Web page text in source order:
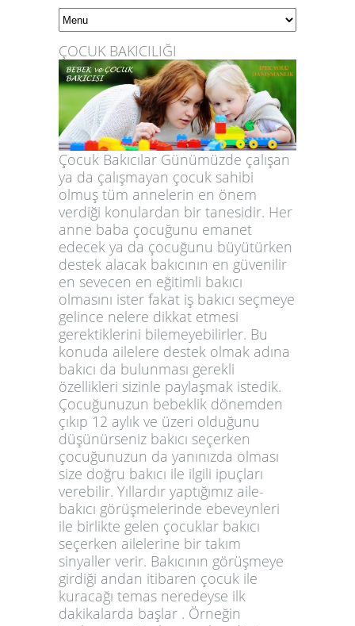
ÇOCUK BAKICILIĞI
Çocuk Bakıcılar Günümüzde çalışan
ya da çalışmayan çocuk sahibi
olmuş tüm annelerin en önem
verdiği konulardan bir tanesidir. Her
anne baba çocuğunu emanet
edecek ya da çocuğunu büyütürken
destek alacak bakıcının en güvenilir
en sevecen en eğitimli bakıcı
olmasını ister fakat iş bakıcı seçmeye
gelince nelere dikkat etmesi
gerektiklerini bilemeyebilirler. Bu
konuda ailelere destek olmak adına
bakıcı da bulunması gerekli
özellikleri sizinle paylaşmak istedik.
Çocuğunuzun bebeklik dönemden
çıkıp 12 aylık ve üzeri olduğunu
düşünürseniz bakıcı seçerken
çocuğunuzun da yanınızda olması
size doğru bakıcı ile ilgili ipuçları
verebilir. Yıllardır yaptığımız aile-
bakıcı görüşmelerinde ebeveynleri
ile birlikte gelen çocuklar bakıcı
seçerken ailelerine bir takım
sinyaller verir. Bakıcının görüşmeye
girdiği andan itibaren çocuk ile
kuracağı temas neredeyse ilk
dakikalarda başlar . Örneğin